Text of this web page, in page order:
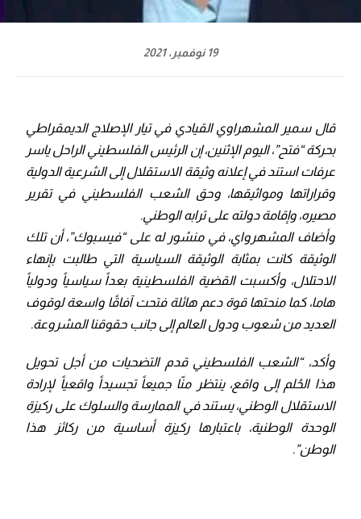
19 نوفمبر، 2021
قال سمير المشهراوي القيادي في تيار الإصلاج الديمقراطي
بحركة “فتح”، اليوم الإثنين، إن الرئيس الفلسطيني الراحل ياسر
عرفات استند في إعلانه وثيقة الاستقلال إلى الشرعية الدولية
وقراراتها ومواثيقها، وحق الشعب الفلسطيني في تقرير
مصيره، وإقامة دولته على ترابه الوطني.
وأضاف المشهرواي، في منشور له على “فيسبوك”، أن تلك
الوثيقة كانت بمثابة الوثيقة السياسية التي طالبت بإنهاء
الاحتلال، وأكسبت القضية الفلسطينية بعداً سياسياً ودولياً
هاما، كما منحتها قوة دعم هائلة فتحت آفاقًا واسعة لوقوف
العديد من شعوب ودول العالم إلى جانب حقوقنا المشروعة.
وأكد، “الشعب الفلسطيني قدم التضحيات من أجل تحويل
هذا الحُلم إلى واقع، ينتظر منّا جميعاً تجسيداً واقعياً لإرادة
الاستقلال الوطني، يستند في الممارسة والسلوك على ركيزة
الوحدة الوطنية، باعتبارها ركيزة أساسية من ركائز هذا
الوطن”.